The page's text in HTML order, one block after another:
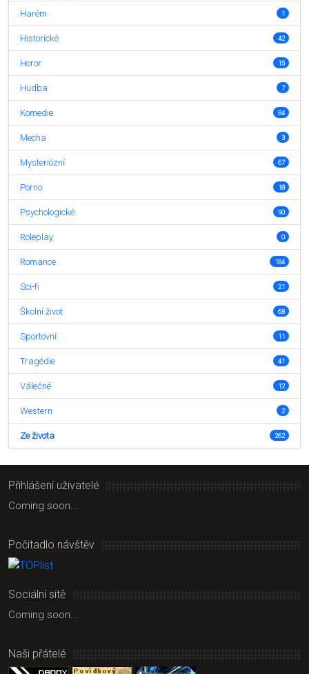
Harém 1
Historické 42
Horor 15
Hudba 7
Komedie 84
Mecha 3
Mysteriózní 67
Porno 18
Psychologické 90
Roleplay 0
Romance 184
Sci-fi 21
Školní život 68
Sportovní 11
Tragédie 41
Válečné 12
Western 2
Ze života 262
Přihlášení uživatelé
Coming soon...
Počitadlo návštěv
Sociální sítě
Coming soon...
Naši přátelé